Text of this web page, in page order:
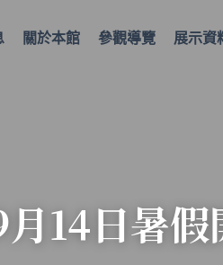
關於本館 參觀導覽 展示資
14日暑假